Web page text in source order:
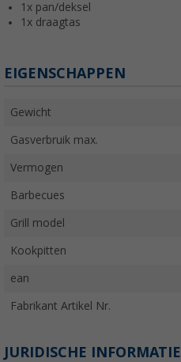
1x pan/deksel
1x draagtas
EIGENSCHAPPEN
Gewicht
Gasverbruik max.
Vermogen
Barbecues
Grill model
Kookpitten
ean
Fabrikant Artikel Nr.
JURIDISCHE INFORMATIE